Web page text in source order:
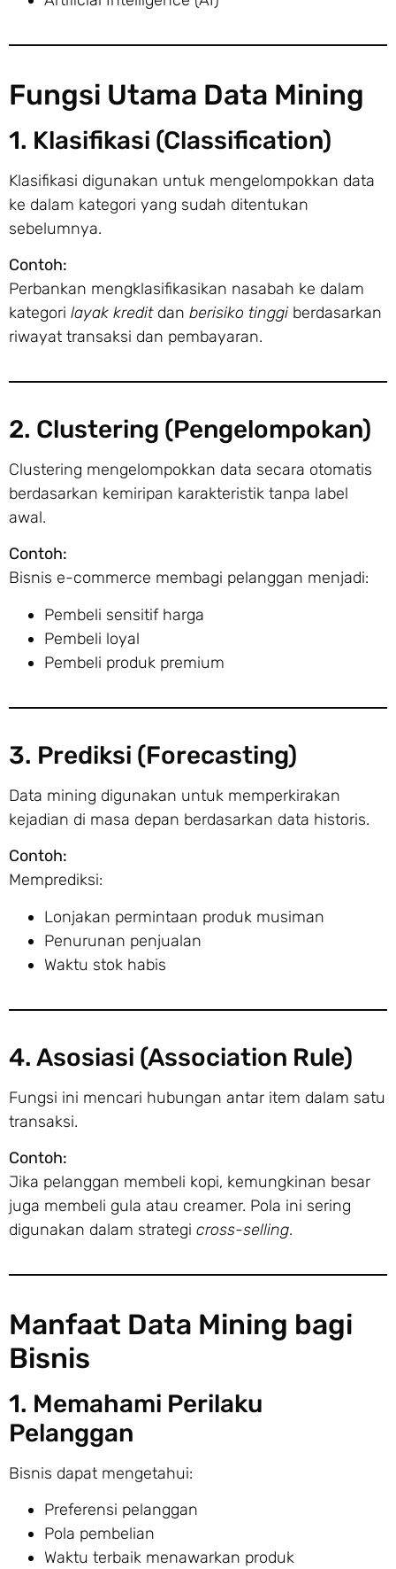
Fungsi Utama Data Mining
1. Klasifikasi (Classification)
Klasifikasi digunakan untuk mengelompokkan data
ke dalam kategori yang sudah ditentukan
sebelumnya.
Contoh:
Perbankan mengklasifikasikan nasabah ke dalam
kategori layak kreditdan berisiko tinggiberdasarkan
riwayat transaksi dan pembayaran.
2. Clustering (Pengelompokan)
Clustering mengelompokkan data secara otomatis
berdasarkan kemiripan karakteristik tanpa label
awal.
Contoh:
Bisnis e-commerce membagi pelanggan menjadi:
Pembeli sensitif harga
Pembeli loyal
Pembeli produk premium
3. Prediksi (Forecasting)
Data mining digunakan untuk memperkirakan
kejadian di masa depan berdasarkan data historis.
Contoh:
Memprediksi:
Lonjakan permintaan produk musiman
Penurunan penjualan
Waktu stok habis
4. Asosiasi (Association Rule)
Fungsi ini mencari hubungan antar item dalam satu
transaksi.
Contoh:
Jika pelanggan membeli kopi, kemungkinan besar
juga membeli gula atau creamer. Pola ini sering
digunakan dalam strategi cross-selling.
Manfaat Data Mining bagi
Bisnis
1. Memahami Perilaku
Pelanggan
Bisnis dapat mengetahui:
Preferensi pelanggan
Pola pembelian
Waktu terbaik menawarkan produk